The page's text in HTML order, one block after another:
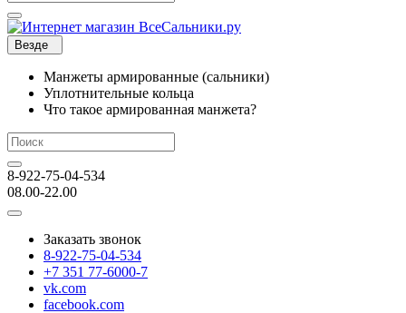
Везде
Манжеты армированные (сальники)
Уплотнительные кольца
Что такое армированная манжета?
8-922-75-04-534
08.00-22.00
Заказать звонок
8-922-75-04-534
+7 351 77-6000-7
vk.com
facebook.com